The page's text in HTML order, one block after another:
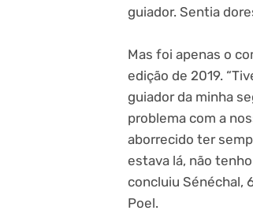
guiador. Sentia
Mas foi apenas o
edição de 2019.
guiador da minha
problema com a
aborrecido ter
estava lá, não
concluiu Sénéchal,
Poel.